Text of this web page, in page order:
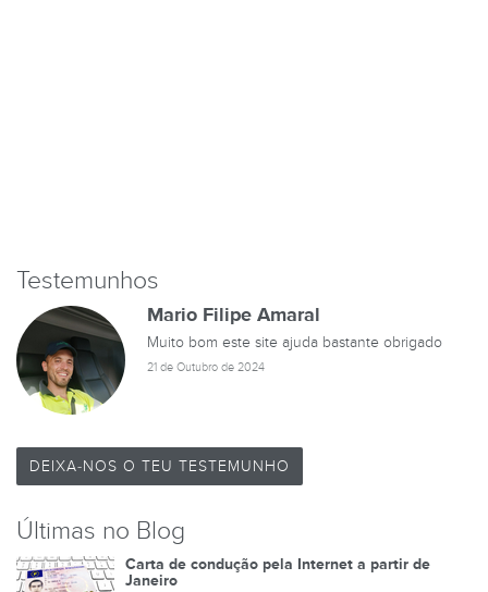
Testemunhos
Mario Filipe Amaral
Muito bom este site ajuda bastante obrigado
21 de Outubro de 2024
DEIXA-NOS O TEU TESTEMUNHO
Últimas no Blog
Carta de condução pela Internet a partir de
Janeiro